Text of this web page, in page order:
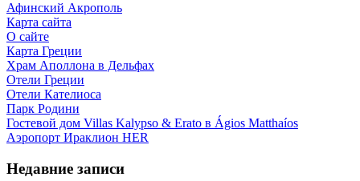
Афинский Акрополь
Карта сайта
О сайте
Карта Греции
Храм Аполлона в Дельфах
Отели Греции
Отели Кателиоса
Парк Родини
Гостевой дом Villas Kalypso & Erato в Ágios Matthaíos
Аэропорт Ираклион HER
Недавние записи